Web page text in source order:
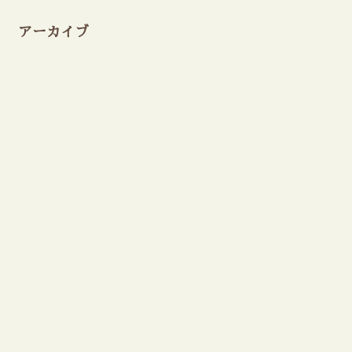
アーカイブ